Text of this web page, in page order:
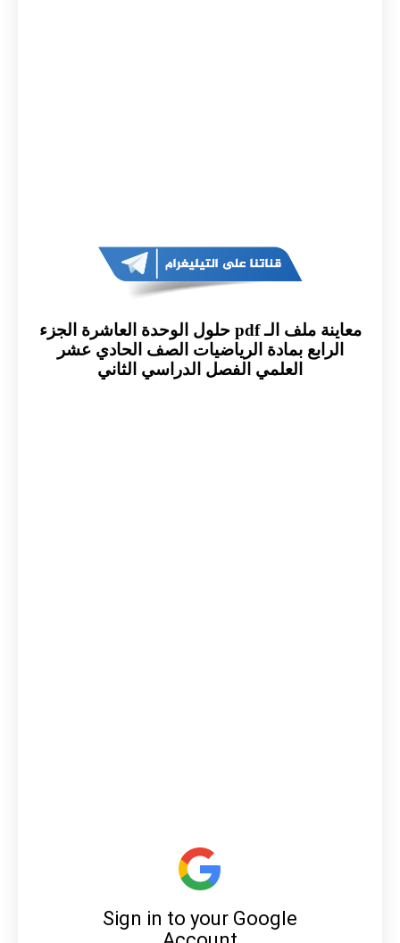
معاينة ملف الـ pdf حلول الوحدة العاشرة الجزء
الرابع بمادة الرياضيات الصف الحادي عشر
العلمي الفصل الدراسي الثاني